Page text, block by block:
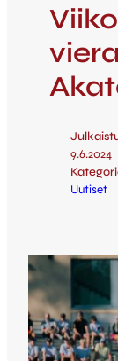
9.6.2024
Uutiset